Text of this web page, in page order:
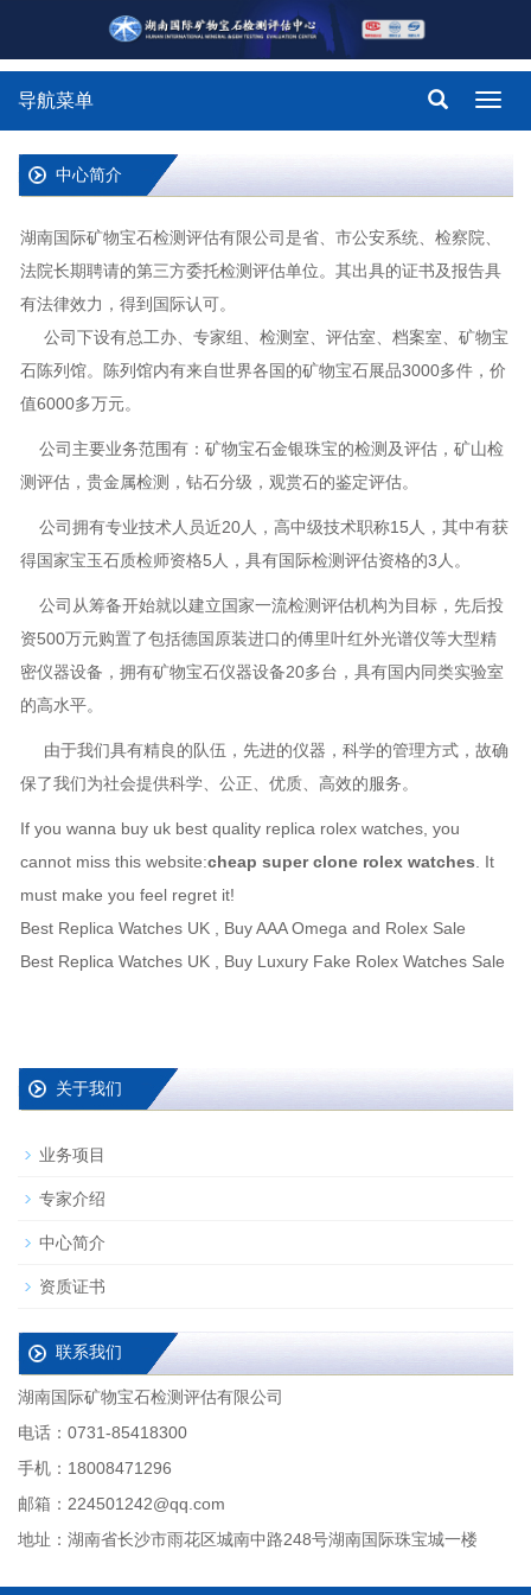
导航菜单
中心简介
湖南国际矿物宝石检测评估有限公司是省、市公安系统、检察院、
法院长期聘请的第三方委托检测评估单位。其出具的证书及报告具
有法律效力，得到国际认可。
公司下设有总工办、专家组、检测室、评估室、档案室、矿物宝
石陈列馆。陈列馆内有来自世界各国的矿物宝石展品3000多件，价
值6000多万元。
公司主要业务范围有：矿物宝石金银珠宝的检测及评估，矿山检
测评估，贵金属检测，钻石分级，观赏石的鉴定评估。
公司拥有专业技术人员近20人，高中级技术职称15人，其中有获
得国家宝玉石质检师资格5人，具有国际检测评估资格的3人。
公司从筹备开始就以建立国家一流检测评估机构为目标，先后投
资500万元购置了包括德国原装进口的傅里叶红外光谱仪等大型精
密仪器设备，拥有矿物宝石仪器设备20多台，具有国内同类实验室
的高水平。
由于我们具有精良的队伍，先进的仪器，科学的管理方式，故确
保了我们为社会提供科学、公正、优质、高效的服务。
If you wanna buy uk best quality replica rolex watches, you
cannot miss this website:cheap super clone rolex watches. It
must make you feel regret it!
Best Replica Watches UK , Buy AAA Omega and Rolex Sale
Best Replica Watches UK , Buy Luxury Fake Rolex Watches Sale
关于我们
业务项目
专家介绍
中心简介
资质证书
联系我们
湖南国际矿物宝石检测评估有限公司
电话：0731-85418300
手机：18008471296
邮箱：224501242@qq.com
地址：湖南省长沙市雨花区城南中路248号湖南国际珠宝城一楼